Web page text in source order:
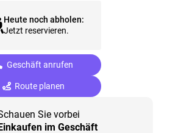
Heute noch abholen:
Jetzt reservieren.
Geschäft anrufen
Route planen
Sie vorbei
Einkaufen im Geschäft